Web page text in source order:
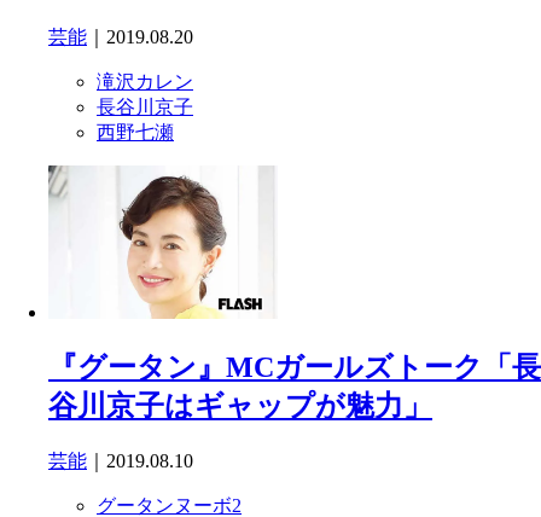
芸能 ｜2019.08.20
滝沢カレン
長谷川京子
西野七瀬
『グータン』MCガールズトーク「長
谷川京子はギャップが魅力」
芸能 ｜2019.08.10
グータンヌーボ2